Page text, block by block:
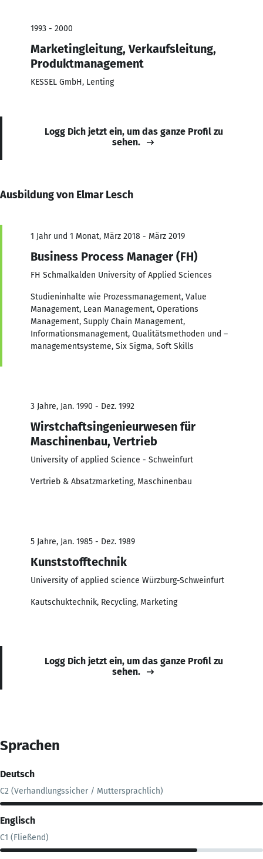
1993 - 2000
Marketingleitung, Verkaufsleitung,
Produktmanagement
KESSEL GmbH, Lenting
Logg Dich jetzt ein, um das ganze Profil zu
sehen.
Ausbildung von Elmar Lesch
1 Jahr und 1 Monat, März 2018 - März 2019
Business Process Manager (FH)
FH Schmalkalden University of Applied Sciences
Studieninhalte wie Prozessmanagement, Value
Management, Lean Management, Operations
Management, Supply Chain Management,
Informationsmanagement, Qualitätsmethoden und –
managementsysteme, Six Sigma, Soft Skills
3 Jahre, Jan. 1990 - Dez. 1992
Wirstchaftsingenieurwesen für
Maschinenbau, Vertrieb
University of applied Science - Schweinfurt
Vertrieb & Absatzmarketing, Maschinenbau
5 Jahre, Jan. 1985 - Dez. 1989
Kunststofftechnik
University of applied science Würzburg-Schweinfurt
Kautschuktechnik, Recycling, Marketing
Logg Dich jetzt ein, um das ganze Profil zu
sehen.
Sprachen
Deutsch
C2 (Verhandlungssicher / Muttersprachlich)
Englisch
C1 (Fließend)